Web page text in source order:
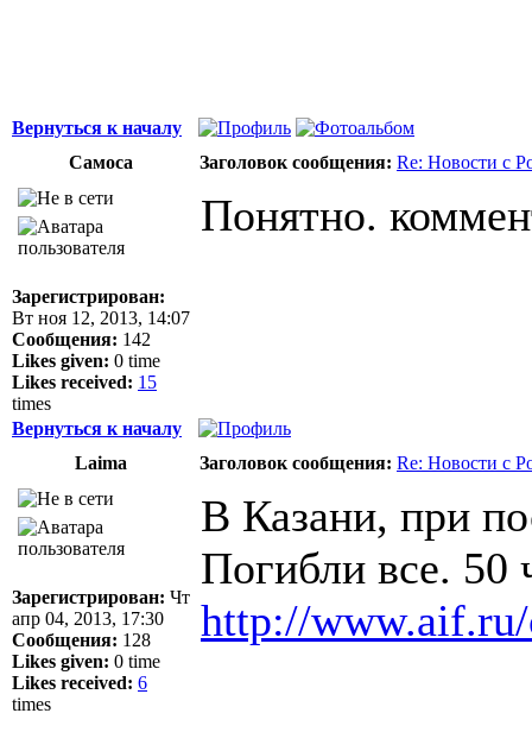
Вернуться к началу
Самоса
Заголовок сообщения: Re: Новости с
Зарегистрирован:
Вт ноя 12, 2013, 14:07
Сообщения: 142
Likes given: 0 time
Likes received: 15
times
Понятно.
Вернуться к началу
Laima
Заголовок сообщения: Re: Новости с
Зарегистрирован: Чт
апр 04, 2013, 17:30
Сообщения: 128
Likes given: 0 time
Likes received: 6
times
В Казани, при
Погибли все. 50
http://